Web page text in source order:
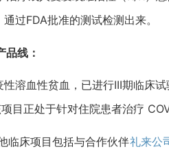
过FDA批准的测试检测出来。
线：
溶血性贫血，已进行III期临床
目正处于针对住院患者治疗
临床项目包括与合作伙伴礼来公